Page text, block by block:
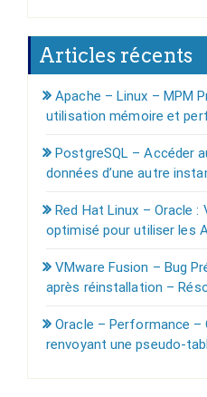
Articles récents
Apache – Linux – MPM
utilisation mémoire et
PostgreSQL – Accéder
données d’une autre
Red Hat Linux – Oracle :
optimisé pour utiliser les
VMware Fusion – Bug
après réinstallation –
Oracle – Performance
renvoyant une pseudo-